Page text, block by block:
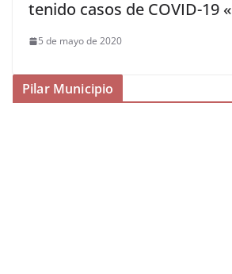
tenido casos de COVID-19 «
5 de mayo de 2020
Pilar Municipio